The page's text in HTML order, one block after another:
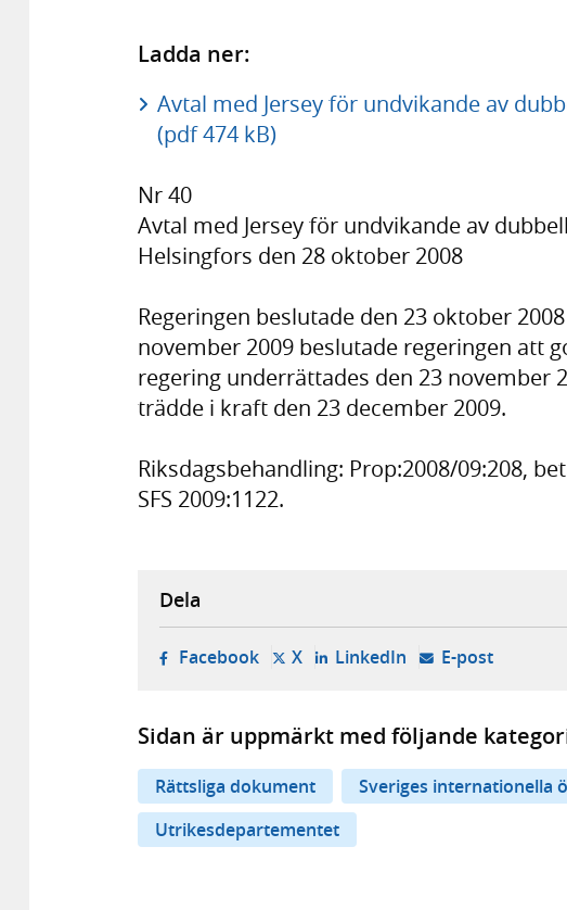
Ladda ner:
Avtal med Jersey för undvikande av
(pdf 474 kB)
Nr 40
Avtal med Jersey för undvikande av
Helsingfors den 28 oktober 2008
Regeringen beslutade den 23 oktober
november 2009 beslutade regeringen att
regering underrättades den 23 november
trädde i kraft den 23 december 2009.
Riksdagsbehandling: Prop:2008/09:208,
SFS 2009:1122.
Dela
Facebook- öppnas i ny flik, extern webbplats,
X- öppnas i ny flik, extern
LinkedIn- öppnas i ny flik,
E-post- öppnar
Sidan är uppmärkt med följande
Rättsliga dokument
Sveriges internationella
Utrikesdepartementet